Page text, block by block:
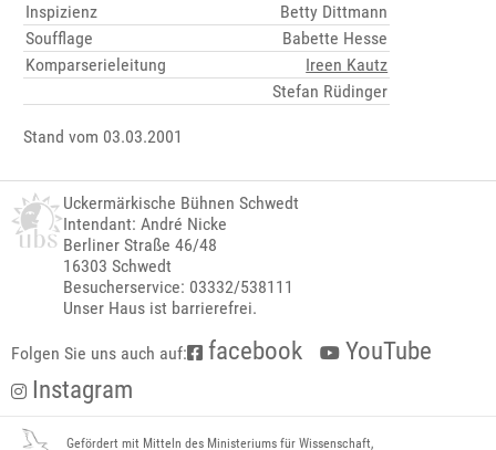
Inspizienz
Betty Dittmann
Soufflage
Babette Hesse
Komparserieleitung
Ireen Kautz
Stefan Rüdinger
Stand vom 03.03.2001
Uckermärkische Bühnen Schwedt
Intendant: André Nicke
Berliner Straße 46/48
16303 Schwedt
Besucherservice: 03332/538111
Unser Haus ist barrierefrei.
Folgen Sie uns auch auf: facebook
YouTube
Instagram
Gefördert mit Mitteln des Ministeriums für Wissenschaft,